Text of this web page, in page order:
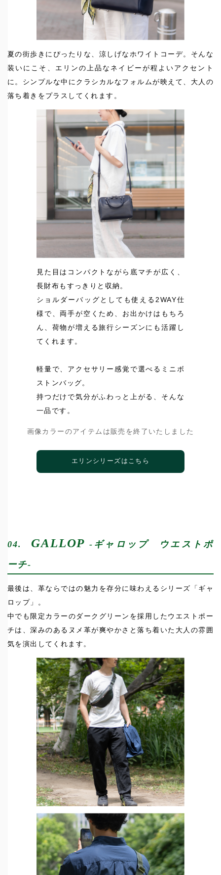
夏の街歩きにぴったりな、涼しげなホワイトコーデ。そんな
装いにこそ、エリンの上品なネイビーが程よいアクセント
に。シンプルな中にクラシカルなフォルムが映えて、大人の
落ち着きをプラスしてくれます。
見た目はコンパクトながら底マチが広く、
長財布もすっきりと収納。
ショルダーバッグとしても使える2WAY仕
様で、両手が空くため、お出かけはもちろ
ん、荷物が増える旅行シーズンにも活躍し
てくれます。
軽量で、アクセサリー感覚で選べるミニボ
ストンバッグ。
持つだけで気分がふわっと上がる、そんな
一品です。
画像カラーのアイテムは販売を終了いたしました
エリンシリーズはこちら
04.GALLOP -ギャロップ ウエストポ
ーチ-
最後は、革ならではの魅力を存分に味わえるシリーズ「ギャ
ロップ」。
中でも限定カラーのダークグリーンを採用したウエストポー
チは、深みのあるヌメ革が爽やかさと落ち着いた大人の雰囲
気を演出してくれます。